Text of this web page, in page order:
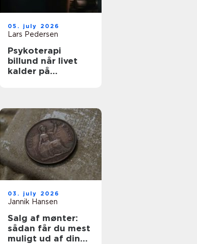
05. july 2026
Lars Pedersen
Psykoterapi
billund når livet
kalder på
03. july 2026
Jannik Hansen
Salg af mønter:
sådan får du mest
muligt ud af din